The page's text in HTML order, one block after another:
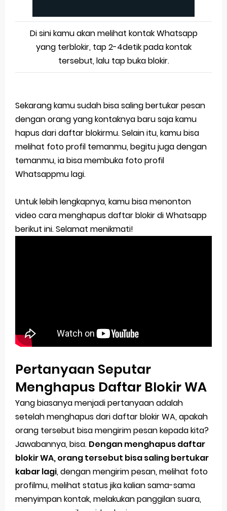
Di sini kamu akan melihat kontak Whatsapp
yang terblokir, tap 2-4detik pada kontak
tersebut, lalu tap buka blokir.
Sekarang kamu sudah bisa saling bertukar pesan
dengan orang yang kontaknya baru saja kamu
hapus dari daftar blokirmu. Selain itu, kamu bisa
melihat foto profil temanmu, begitu juga dengan
temanmu, ia bisa membuka foto profil
Whatsappmu lagi.
Untuk lebih lengkapnya, kamu bisa menonton
video cara menghapus daftar blokir di Whatsapp
berikut ini. Selamat menikmati!
Pertanyaan Seputar
Menghapus Daftar Blokir WA
Yang biasanya menjadi pertanyaan adalah
setelah menghapus dari daftar blokir WA, apakah
orang tersebut bisa mengirim pesan kepada kita?
Jawabannya, bisa. Dengan menghapus daftar
blokir WA, orang tersebut bisa saling bertukar
kabar lagi, dengan mengirim pesan, melihat foto
profilmu, melihat status jika kalian sama-sama
menyimpan kontak, melakukan panggilan suara,